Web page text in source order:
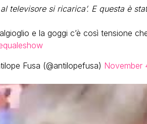
televisore si ricarica’. E questa è
e la goggi c’è così tensione
Fusa (@antilopefusa) November